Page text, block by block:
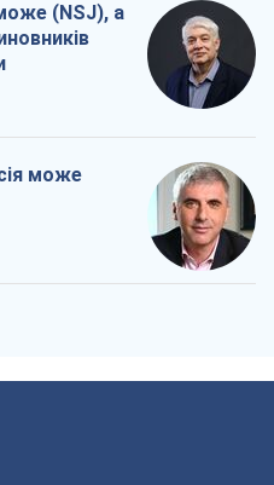
(NSJ), а
може